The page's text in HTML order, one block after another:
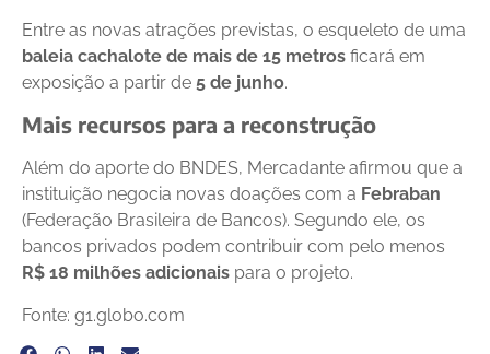
Entre as novas atrações previstas, o esqueleto de uma
baleia cachalote de mais de 15 metros ficará em
exposição a partir de 5 de junho.
Mais recursos para a reconstrução
Além do aporte do BNDES, Mercadante afirmou que a
instituição negocia novas doações com a Febraban
(Federação Brasileira de Bancos). Segundo ele, os
bancos privados podem contribuir com pelo menos
R$ 18 milhões adicionais para o projeto.
Fonte: g1.globo.com